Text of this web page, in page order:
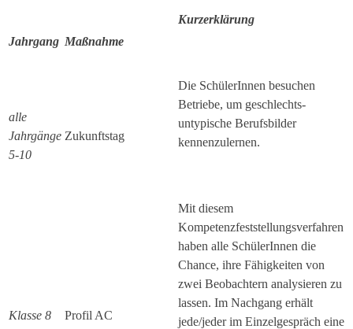
Jahrgang Maßnahme
Kurzerklärung
alle
Jahrgänge
5-10
Zukunftstag
Die SchülerInnen besuchen
Betriebe, um geschlechts-
untypische Berufsbilder
kennenzulernen.
Klasse 8 Profil AC
Mit diesem
Kompetenzfeststellungsverfahren
haben alle SchülerInnen die
Chance, ihre Fähigkeiten von
zwei Beobachtern analysieren zu
lassen. Im Nachgang erhält
jede/jeder im Einzelgespräch eine